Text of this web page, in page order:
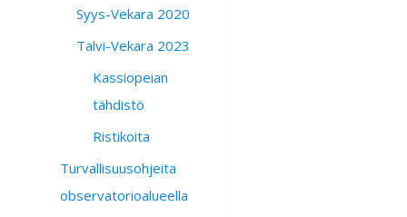
Syys-Vekara 2020
Talvi-Vekara 2023
Kassiopeian
tähdistö
Ristikoita
Turvallisuusohjeita
observatorioalueella